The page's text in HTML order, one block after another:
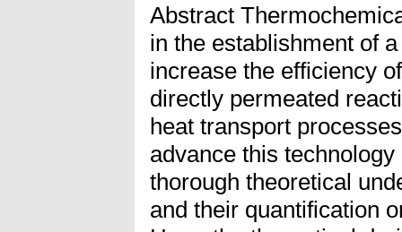
Abstract
in the establishment of
increase the efficiency
directly permeated
heat transport
advance this
thorough theoretical
and their quantification